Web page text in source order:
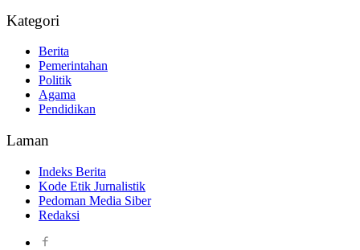
Kategori
Berita
Pemerintahan
Politik
Agama
Pendidikan
Laman
Indeks Berita
Kode Etik Jurnalistik
Pedoman Media Siber
Redaksi